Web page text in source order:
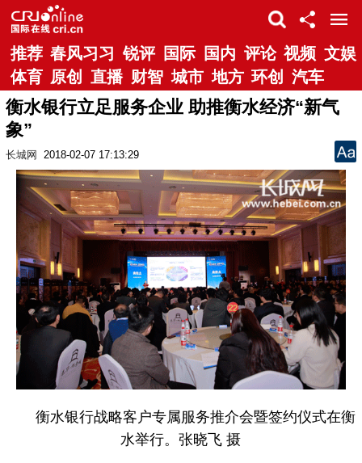
推荐 春风习习 锐评 国际 国内 评论 视频 文娱
体育 原创 直播 财智 城市 地方 环创 汽车
衡水银行立足服务企业 助推衡水经济“新气
象”
长城网 2018-02-07 17:13:29
衡水银行战略客户专属服务推介会暨签约仪式在衡
水举行。张晓飞 摄